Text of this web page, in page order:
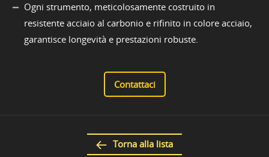
Ogni strumento, meticolosamente costruito in
resistente acciaio al carbonio e rifinito in colore acciaio,
garantisce longevità e prestazioni robuste.
Contattaci
Torna alla lista